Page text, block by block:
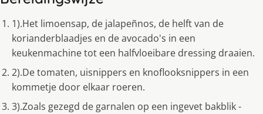
1).Het limoensap, de jalapeñnos, de helft van de
korianderblaadjes en de avocado's in een
keukenmachine tot een halfvloeibare dressing draaien.
2).De tomaten, uisnippers en knoflooksnippers in een
kommetje door elkaar roeren.
3).Zoals gezegd de garnalen op een ingevet bakblik -